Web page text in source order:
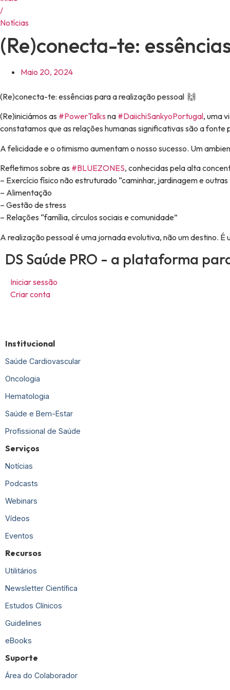
/
Notícias
(Re)conecta-te:
Maio 20, 2024
(Re)conecta-te: essências para a realização pessoal 🙌
(Re)iniciámos as #PowerTalks na #DaiichiSankyoPortugal, uma
constatamos que as relações humanas significativas são a
A felicidade e o otimismo aumentam o nosso sucesso. Um
Refletimos sobre as #BLUEZONES, conhecidas pela alta
– Exercício físico não estruturado “caminhar, jardinagem e
– Alimentação
– Gestão de stress
– Relações “família, círculos sociais e comunidade”
A realização pessoal é uma jornada evolutiva, não um destino.
DS Saúde PRO - a plataforma
Iniciar sessão
Criar conta
Institucional
Saúde Cardiovascular
Oncologia
Hematologia
Saúde e Bem-Estar
Profissional de Saúde
Serviços
Notícias
Podcasts
Webinars
Vídeos
Eventos
Recursos
Utilitários
Newsletter Científica
Estudos Clínicos
Guidelines
eBooks
Suporte
Área do Colaborador